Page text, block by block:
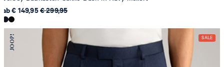
ab € 149,95€ 299,95